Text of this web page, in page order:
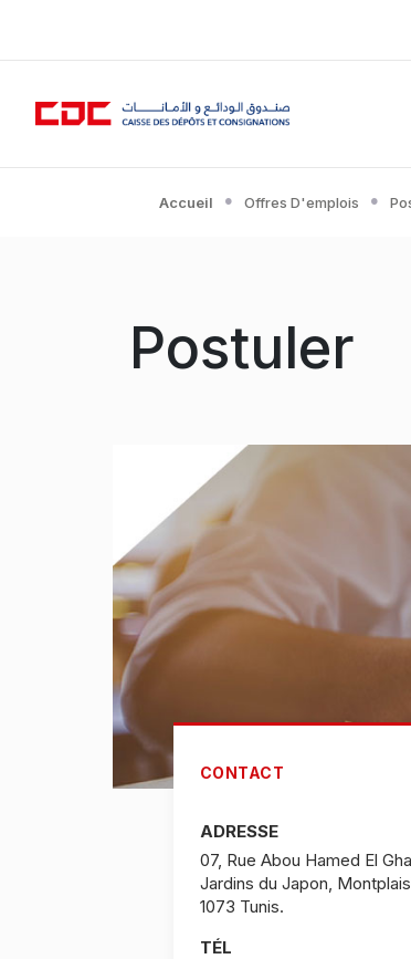
Accueil Offres D'emplois
Postuler
CONTACT
ADRESSE
07, Rue Abou Hamed El
Jardins du Japon,
1073 Tunis.
TÉL